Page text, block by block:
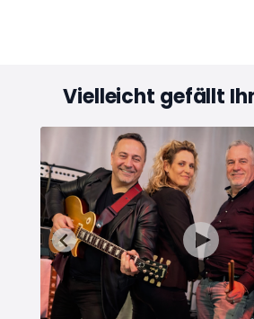
Vielleicht gefällt